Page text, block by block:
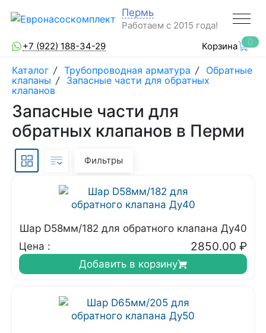
Пермь
Работаем с 2015 года!
+7 (922) 188-34-29
Корзина 0
Каталог / Трубопроводная арматура / Обратные
клапаны / Запасные части для обратных
клапанов
Запасные части для
обратных клапанов в Перми
Фильтры
Шар D58мм/182 для обратного клапана Ду40
Цена :
2850.00 ₽
Добавить в корзину